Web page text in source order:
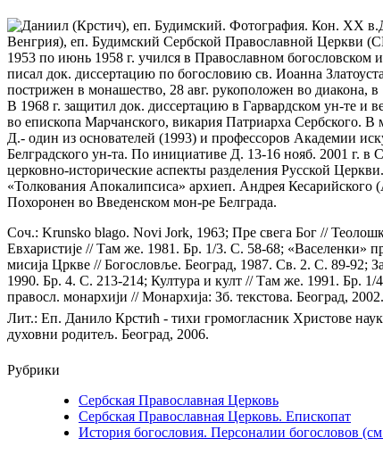
Венгрия), еп. Будимский Сербской Православной Церкви
1953 по июнь 1958 г. учился в Православном
писал док. диссертацию по богословию св. Иоанна
пострижен в монашество, 28 авг. рукоположен во диакона,
В 1968 г. защитил док. диссертацию в Гарвардском ун-те и
во епископа Марчанского, викария Патриарха Сербского. В
Д.- один из основателей (1993) и профессоров Академии
Белградского ун-та. По инициативе Д. 13-16 нояб. 2001 г.
церковно-исторические аспекты разделения Русской
«Толкования Апокалипсиса» архиеп. Андрея
Похоронен во Введенском мон-ре Белграда.
Соч.: Krunsko blago. Novi Jork, 1963; Пре свега Бог //
Евхаристиjе // Там же. 1981. Бр. 1/3. С. 58-68; «Васеленки»
мисиjа Цркве // Богословље. Београд, 1987. Св. 2. С. 89-92;
1990. Бр. 4. С. 213-214; Култура и култ // Там же. 1991. Бр.
правосл. монархиjи // Монархиjа: Зб. текстова. Београд,
Лит.: Еп. Данило Крстић - тихи громогласник Христове
духовни родитељ. Београд, 2006.
Рубрики
Сербская Православная Церковь
Сербская Православная Церковь. Епископат
История богословия. Персоналии богословов